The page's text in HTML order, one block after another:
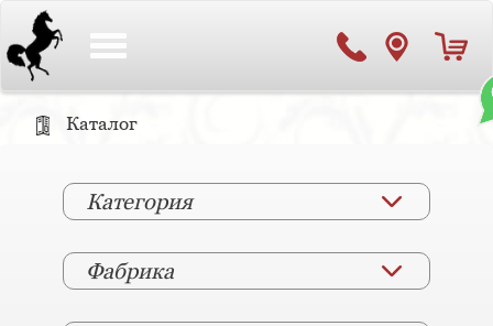
Каталог
Категория
Фабрика